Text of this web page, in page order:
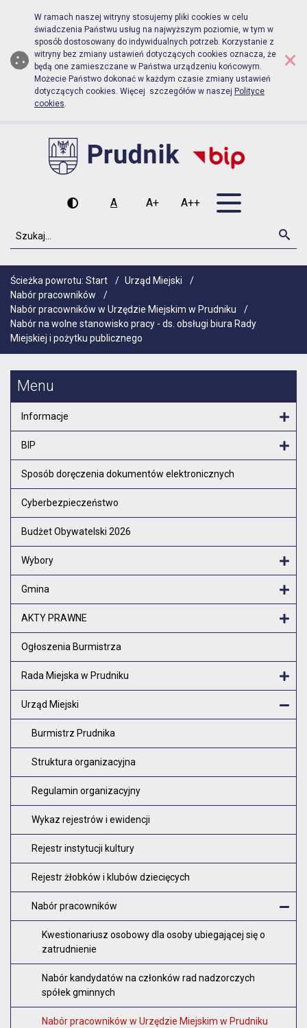
Biuletyn Informacji Publicznej
Przejdź do menu głównego
Przejdź do głównej zawartości
W ramach naszej witryny stosujemy pliki cookies w celu
świadczenia Państwu usług na najwyższym poziomie, w tym w
sposób dostosowany do indywidualnych potrzeb. Korzystanie z
witryny bez zmiany ustawień dotyczących cookies oznacza, że
będą one zamieszczane w Państwa urządzeniu końcowym.
Możecie Państwo dokonać w każdym czasie zmiany ustawień
dotyczących cookies. Więcej szczegółów w naszej Polityce
cookies.
×
Wysoki kontrast
A
Czcionka domyślna
A+
Czcionka średnia
A++
Czcionka duża
Szukaj
Ścieżka powrotu: Start / Urząd Miejski
/
Nabór pracowników
/
Nabór pracowników w Urzędzie Miejskim w Prudniku
/
Nabór na wolne stanowisko pracy - ds. obsługi biura Rady
Miejskiej i pożytku publicznego
Menu
Informacje
BIP
Sposób doręczenia dokumentów elektronicznych
Cyberbezpieczeństwo
Budżet Obywatelski 2026
Wybory
Gmina
AKTY PRAWNE
Ogłoszenia Burmistrza
Rada Miejska w Prudniku
Urząd Miejski
Burmistrz Prudnika
Struktura organizacyjna
Regulamin organizacyjny
Wykaz rejestrów i ewidencji
Rejestr instytucji kultury
Rejestr żłobków i klubów dziecięcych
Nabór pracowników
Kwestionariusz osobowy dla osoby ubiegającej się o
zatrudnienie
Nabór kandydatów na członków rad nadzorczych
spółek gminnych
Nabór pracowników w Urzędzie Miejskim w Prudniku